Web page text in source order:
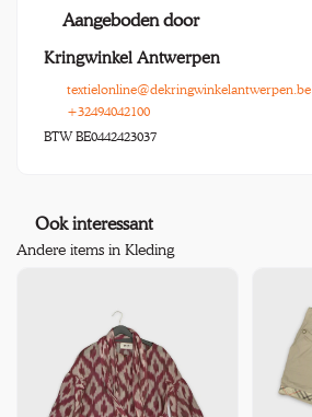
Aangeboden door
Kringwinkel Antwerpen
textielonline@dekringwinkelantwerpen.be
+32494042100
BTW BE0442423037
Ook interessant
Andere items in Kleding